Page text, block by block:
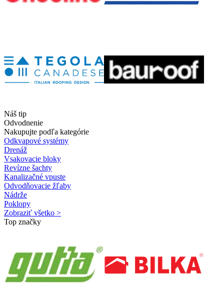
Náš tip
Odvodnenie
Nakupujte podľa kategórie
Odkvapové systémy
Drenáž
Vsakovacie bloky
Revízne šachty
Kanalizačné vpuste
Odvodňovacie žľaby
Nádrže
Poklopy
Zobraziť všetko >
Top značky